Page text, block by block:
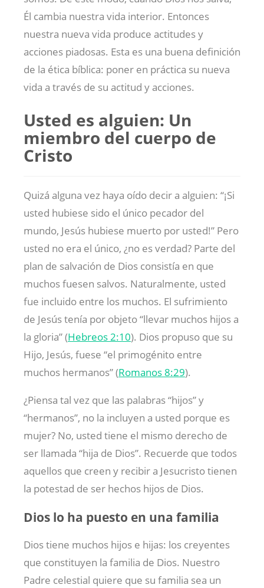
Él cambia nuestra vida interior. Entonces
nuestra nueva vida produce actitudes y
acciones piadosas. Esta es una buena definición
de la ética bíblica: poner en práctica su nueva
vida a través de su actitud y acciones.
Usted es alguien: Un
miembro del cuerpo de
Cristo
Quizá alguna vez haya oído decir a alguien: “¡Si
usted hubiese sido el único pecador del
mundo, Jesús hubiese muerto por usted!” Pero
usted no era el único, ¿no es verdad? Parte del
plan de salvación de Dios consistía en que
muchos fuesen salvos. Naturalmente, usted
fue incluido entre los muchos. El sufrimiento
de Jesús tenía por objeto “llevar muchos hijos a
la gloria” (Hebreos 2:10). Dios propuso que su
Hijo, Jesús, fuese “el primogénito entre
muchos hermanos” (Romanos 8:29).
¿Piensa tal vez que las palabras “hijos” y
“hermanos”, no la incluyen a usted porque es
mujer? No, usted tiene el mismo derecho de
ser llamada “hija de Dios”. Recuerde que todos
aquellos que creen y recibir a Jesucristo tienen
la potestad de ser hechos hijos de Dios.
Dios lo ha puesto en una familia
Dios tiene muchos hijos e hijas: los creyentes
que constituyen la familia de Dios. Nuestro
Padre celestial quiere que su familia sea un